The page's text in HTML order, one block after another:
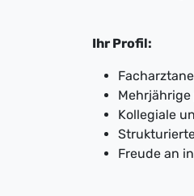
Ihr Profil:
Kollegiale
Freude an